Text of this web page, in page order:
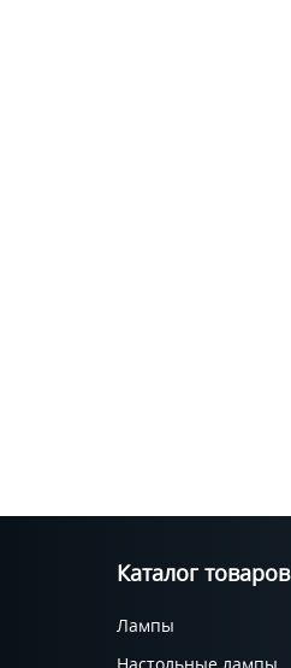
Каталог товаров
Лампы